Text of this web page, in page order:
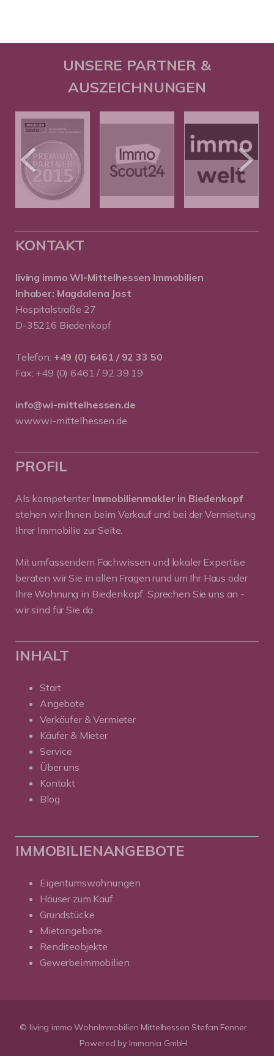
UNSERE PARTNER &
AUSZEICHNUNGEN
KONTAKT
living immo WI-Mittelhessen Immobilien
Inhaber: Magdalena Jost
Hospitalstraße 27
D-35216 Biedenkopf
Telefon: +49 (0) 6461 / 92 33 50
Fax: +49 (0) 6461 / 92 39 19
info@wi-mittelhessen.de
www.wi-mittelhessen.de
PROFIL
Als kompetenter Immobilienmakler in Biedenkopf
stehen wir Ihnen beim Verkauf und bei der Vermietung
Ihrer Immobilie zur Seite.
Mit umfassendem Fachwissen und lokaler Expertise
beraten wir Sie in allen Fragen rund um Ihr Haus oder
Ihre Wohnung in Biedenkopf. Sprechen Sie uns an -
wir sind für Sie da.
INHALT
Start
Angebote
Verkäufer & Vermieter
Käufer & Mieter
Service
Über uns
Kontakt
Blog
IMMOBILIENANGEBOTE
Eigentumswohnungen
Häuser zum Kauf
Grundstücke
Mietangebote
Renditeobjekte
Gewerbeimmobilien
© living immo WohnImmobilien Mittelhessen Stefan Fenner
Powered by Immonia GmbH